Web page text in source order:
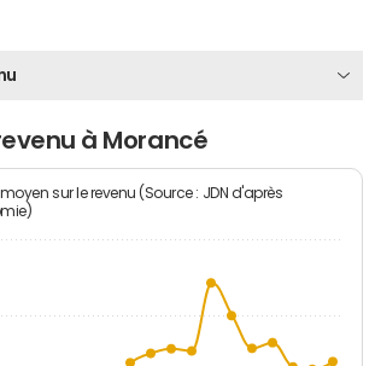
à Morancé
sur le revenu (Source : JDN d'après